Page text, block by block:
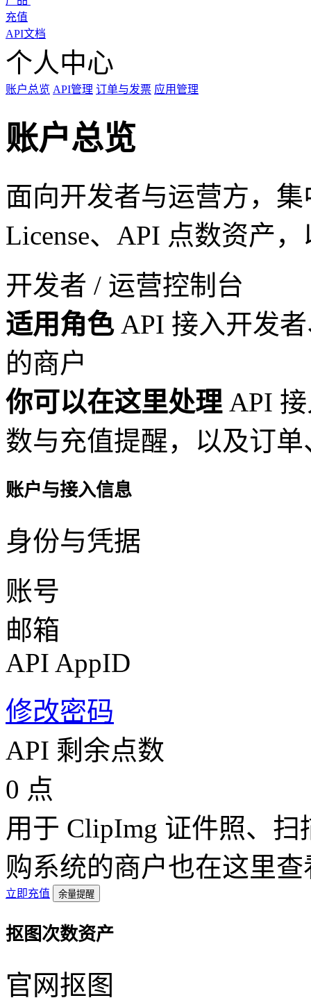
充值
API文档
个人中心
账户总览 API管理 订单与发票 应用管理
账户总览
面向开发者与运营方，
License、API 点数资产
开发者 / 运营控制台
适用角色 API 接入开发
的商户
你可以在这里处理 API
数与充值提醒，以及订
账户与接入信息
身份与凭据
账号
邮箱
API AppID
修改密码
API 剩余点数
0 点
用于 ClipImg 证件照、
购系统的商户也在这里
立即充值 余量提醒
抠图次数资产
官网抠图